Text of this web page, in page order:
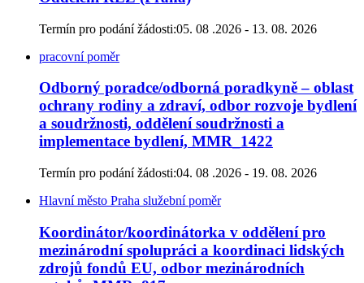
Termín pro podání žádosti:05. 08 .2026 - 13. 08. 2026
pracovní poměr
Odborný poradce/odborná poradkyně – oblast
ochrany rodiny a zdraví, odbor rozvoje bydlení
a soudržnosti, oddělení soudržnosti a
implementace bydlení, MMR_1422
Termín pro podání žádosti:04. 08 .2026 - 19. 08. 2026
Hlavní město Praha služební poměr
Koordinátor/koordinátorka v oddělení pro
mezinárodní spolupráci a koordinaci lidských
zdrojů fondů EU, odbor mezinárodních